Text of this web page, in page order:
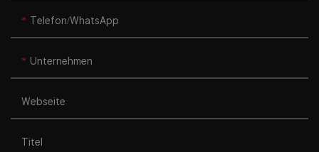
Telefon/WhatsApp
Unternehmen
Webseite
Titel